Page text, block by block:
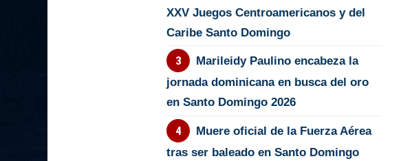
XXV Juegos Centroamericanos y del
Caribe Santo Domingo
Marileidy Paulino encabeza la
jornada dominicana en busca del oro
en Santo Domingo 2026
Muere oficial de la Fuerza Aérea
tras ser baleado en Santo Domingo